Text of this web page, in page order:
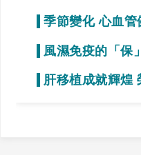
調整生活習慣「心
季節變化 心血
風濕免疫的「保
當運動，達到調整
肝移植成就輝煌